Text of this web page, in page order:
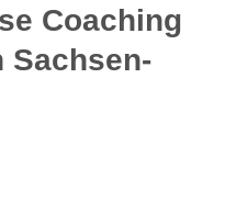
Coaching
Sachsen-